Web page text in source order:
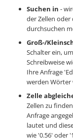
Suchen in -
der Zellen
durchsuchen
Groß-/
Schalter ein,
Schreibweise
Ihre Anfrage
werden Wörter
Zelle
Zellen zu
Anfrage
lautet und
wie '0.56' oder